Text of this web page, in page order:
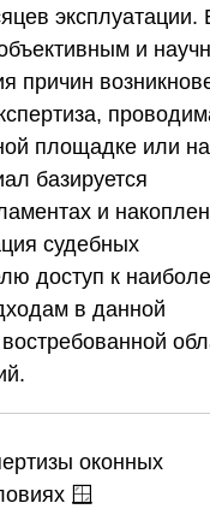
эксплуатации.
и
причин
площадке или на
базируется
и
судебных
доступ к
в данной
оконных
🪟